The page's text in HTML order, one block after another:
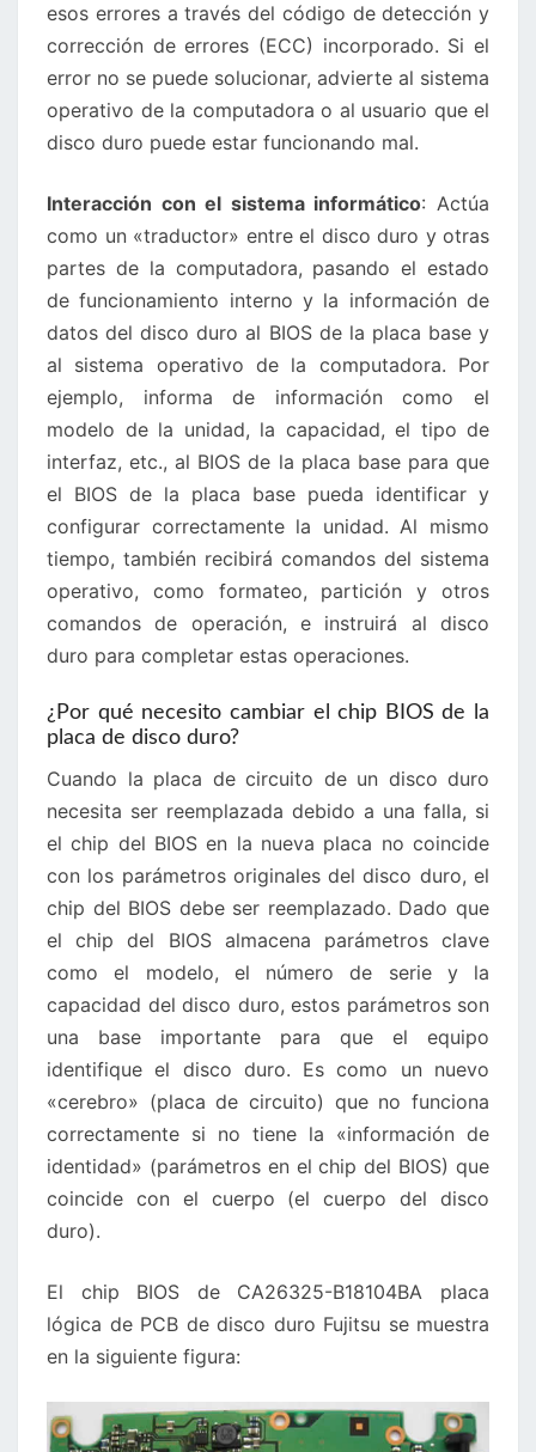
esos errores a través del código de detección y
corrección de errores (ECC) incorporado. Si el
error no se puede solucionar, advierte al sistema
operativo de la computadora o al usuario que el
disco duro puede estar funcionando mal.
Interacción con el sistema informático: Actúa
como un «traductor» entre el disco duro y otras
partes de la computadora, pasando el estado
de funcionamiento interno y la información de
datos del disco duro al BIOS de la placa base y
al sistema operativo de la computadora. Por
ejemplo, informa de información como el
modelo de la unidad, la capacidad, el tipo de
interfaz, etc., al BIOS de la placa base para que
el BIOS de la placa base pueda identificar y
configurar correctamente la unidad. Al mismo
tiempo, también recibirá comandos del sistema
operativo, como formateo, partición y otros
comandos de operación, e instruirá al disco
duro para completar estas operaciones.
¿Por qué necesito cambiar el chip BIOS de la
placa de disco duro?
Cuando la placa de circuito de un disco duro
necesita ser reemplazada debido a una falla, si
el chip del BIOS en la nueva placa no coincide
con los parámetros originales del disco duro, el
chip del BIOS debe ser reemplazado. Dado que
el chip del BIOS almacena parámetros clave
como el modelo, el número de serie y la
capacidad del disco duro, estos parámetros son
una base importante para que el equipo
identifique el disco duro. Es como un nuevo
«cerebro» (placa de circuito) que no funciona
correctamente si no tiene la «información de
identidad» (parámetros en el chip del BIOS) que
coincide con el cuerpo (el cuerpo del disco
duro).
El chip BIOS de CA26325-B18104BA placa
lógica de PCB de disco duro Fujitsu se muestra
en la siguiente figura: